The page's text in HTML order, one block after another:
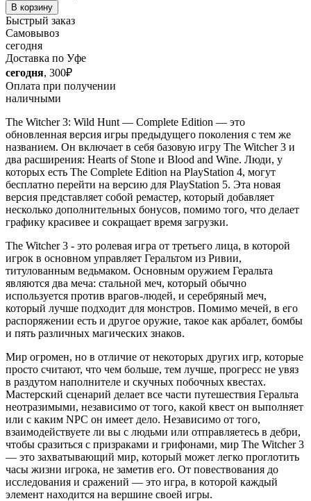
В корзину
Быстрый заказ
Самовывоз
сегодня
Доставка по Уфе
сегодня, 300₽
Оплата при получении
наличными
The Witcher 3: Wild Hunt — Complete Edition — это
обновленная версия игры предыдущего поколения с тем же
названием. Он включает в себя базовую игру The Witcher 3 и
два расширения: Hearts of Stone и Blood and Wine. Люди, у
которых есть The Complete Edition на PlayStation 4, могут
бесплатно перейти на версию для PlayStation 5. Эта новая
версия представляет собой ремастер, который добавляет
несколько дополнительных бонусов, помимо того, что делает
графику красивее и сокращает время загрузки.
The Witcher 3 - это ролевая игра от третьего лица, в которой
игрок в основном управляет Геральтом из Ривии,
титулованным ведьмаком. Основным оружием Геральта
являются два меча: стальной меч, который обычно
используется против врагов-людей, и серебряный меч,
который лучше подходит для монстров. Помимо мечей, в его
распоряжении есть и другое оружие, такое как арбалет, бомбы
и пять различных магических знаков.
Мир огромен, но в отличие от некоторых других игр, которые
просто считают, что чем больше, тем лучше, прогресс не увяз
в раздутом наполнителе и скучных побочных квестах.
Мастерский сценарий делает все части путешествия Геральта
неотразимыми, независимо от того, какой квест он выполняет
или с каким NPC он имеет дело. Независимо от того,
взаимодействуете ли вы с людьми или отправляетесь в дебри,
чтобы сразиться с призраками и грифонами, мир The Witcher 3
— это захватывающий мир, который может легко проглотить
часы жизни игрока, не заметив его. От повествования до
исследования и сражений — это игра, в которой каждый
элемент находится на вершине своей игры.